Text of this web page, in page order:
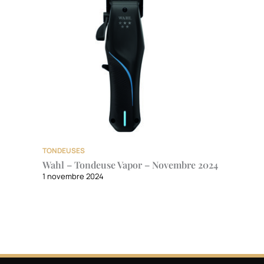
TONDEUSES
Wahl – Tondeuse Vapor – Novembre 2024
1 novembre 2024